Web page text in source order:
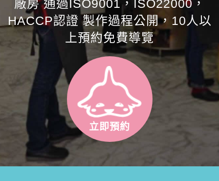
廠房 通過ISO9001，ISO22000，
HACCP認證 製作過程公開，10人以
上預約免費導覽
立即預約